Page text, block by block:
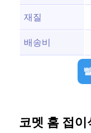
재질
배송비
코멧 홈 접